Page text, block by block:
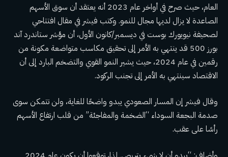
العام، حيث صرح في أواخر عام 2023 أنه يعتقد أن سوق الأسهم
الصاعدة لا يزال لديها مجال للنمو. وكتب فيشر في مقال افتتاحي
لصحيفة نيويورك بوست في ديسمبر/كانون الأول، أن مؤشر ستاندرد آند
بورز 500 قد ينتهي به الأمر إلى تحقيق مكاسب متواضعة مكونة من
رقمين في عام 2024، حيث يشير النمو القوي والتضخم البارد إلى أن
الاقتصاد سينتهي به الأمر إلى تجنب الركود.
وقال فيشر إن المسار الصعودي يبدو واضحًا للغاية، ولن تتمكن سوى
صدمة البجعة السوداء “الضخمة والمفاجئة” من قلب ارتفاع الأسهم
رأسًا على عقب.